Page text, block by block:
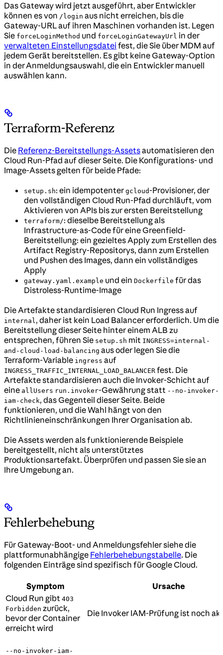
Das Gateway wird jetzt ausgeführt, aber Entwickler
können es von /login aus nicht erreichen, bis die
Gateway-URL auf ihren Maschinen vorhanden ist. Legen
Sie forceLoginMethod und forceLoginGatewayUrl in der
verwalteten Einstellungsdatei fest, die Sie über MDM auf
jedem Gerät bereitstellen. Es gibt keine Gateway-Option
in der Anmeldungsauswahl, die ein Entwickler manuell
auswählen kann.
Terraform-Referenz
Die Referenz-Bereitstellungs-Assetsautomatisieren den
Cloud Run-Pfad auf dieser Seite. Die Konfigurations- und
Image-Assets gelten für beide Pfade:
setup.sh: ein idempotenter gcloud-Provisioner, der
den vollständigen Cloud Run-Pfad durchläuft, vom
Aktivieren von APIs bis zur ersten Bereitstellung
terraform/: dieselbe Bereitstellung als
Infrastructure-as-Code für eine Greenfield-
Bereitstellung: ein gezieltes Apply zum Erstellen des
Artifact Registry-Repositorys, dann zum Erstellen
und Pushen des Images, dann ein vollständiges
Apply
gateway.yaml.example und ein Dockerfile für das
Distroless-Runtime-Image
Die Artefakte standardisieren Cloud Run Ingress auf
internal, daher ist kein Load Balancer erforderlich. Um die
Bereitstellung dieser Seite hinter einem ALB zu
entsprechen, führen Sie setup.sh mit INGRESS=internal-
and-cloud-load-balancing aus oder legen Sie die
Terraform-Variable ingress auf
INGRESS_TRAFFIC_INTERNAL_LOAD_BALANCER fest. Die
Artefakte standardisieren auch die Invoker-Schicht auf
eine allUsers run.invoker-Gewährung statt --no-invoker-
iam-check, das Gegenteil dieser Seite. Beide
funktionieren, und die Wahl hängt von den
Richtlinieneinschränkungen Ihrer Organisation ab.
Die Assets werden als funktionierende Beispiele
bereitgestellt, nicht als unterstütztes
Produktionsartefakt. Überprüfen und passen Sie sie an
Ihre Umgebung an.
Fehlerbehebung
Für Gateway-Boot- und Anmeldungsfehler siehe die
plattformunabhängige Fehlerbehebungstabelle. Die
folgenden Einträge sind spezifisch für Google Cloud.
Symptom
Ursache
Cloud Run gibt 403
Forbidden zurück,
bevor der Container
erreicht wird
Die Invoker IAM-Prüfung ist noch
--no-invoker-iam-